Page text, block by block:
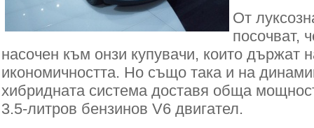
От
посочват,
насочен към онзи купувачи, които държат
икономичността. Но също така и на
хибридната система доставя обща
3.5-литров бензинов V6 двигател.